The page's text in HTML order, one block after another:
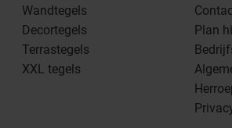
Wandtegels
Decortegels
Terrastegels
XXL tegels
Plan